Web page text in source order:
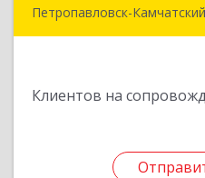
Петропавловск-Камчатский
Клиентов на